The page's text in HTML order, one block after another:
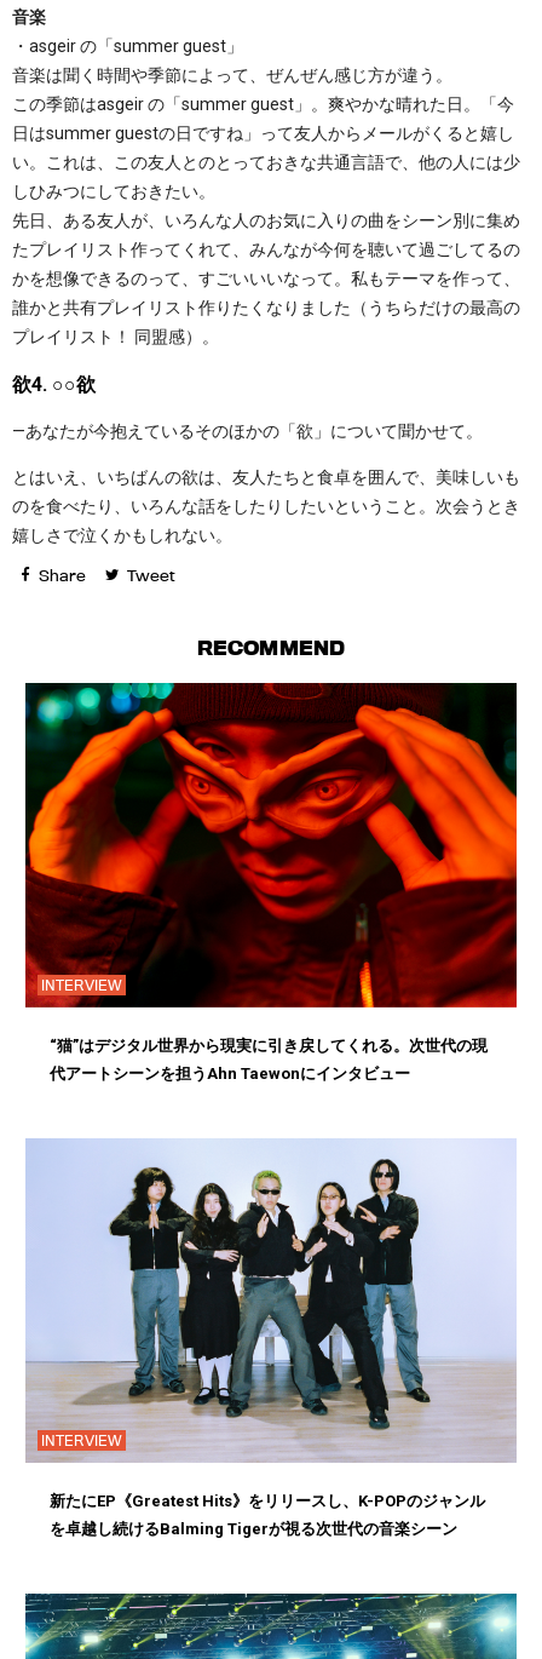
音楽
・asgeir の「summer guest」
音楽は聞く時間や季節によって、ぜんぜん感じ方が違う。
この季節はasgeir の「summer guest」。爽やかな晴れた日。「今
日はsummer guestの日ですね」って友人からメールがくると嬉し
い。これは、この友人とのとっておきな共通言語で、他の人には少
しひみつにしておきたい。
先日、ある友人が、いろんな人のお気に入りの曲をシーン別に集め
たプレイリスト作ってくれて、みんなが今何を聴いて過ごしてるの
かを想像できるのって、すごいいいなって。私もテーマを作って、
誰かと共有プレイリスト作りたくなりました（うちらだけの最高の
プレイリスト！ 同盟感）。
欲4. ○○欲
—あなたが今抱えているそのほかの「欲」について聞かせて。
とはいえ、いちばんの欲は、友人たちと食卓を囲んで、美味しいも
のを食べたり、いろんな話をしたりしたいということ。次会うとき
嬉しさで泣くかもしれない。
Share Tweet
RECOMMEND
INTERVIEW
“猫”はデジタル世界から現実に引き戻してくれる。次世代の現
代アートシーンを担うAhn Taewonにインタビュー
INTERVIEW
新たにEP《Greatest Hits》をリリースし、K-POPのジャンル
を卓越し続けるBalming Tigerが視る次世代の音楽シーン